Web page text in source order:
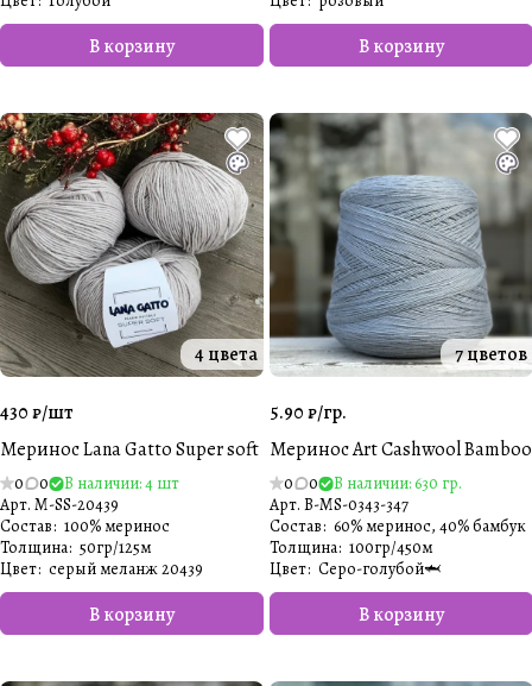
В корзину В корзину
4 цвета
430 ₽/шт
Меринос Lana Gatto Super soft
0 0
В наличии: 4 шт
Арт. M-SS-20439
В корзину
Состав: 100% меринос
Толщина: 50гр/125м
Цвет: серый меланж 20439
7 цветов
5.90 ₽/гр.
Меринос Art Cashwool Bamboo
0 0
В наличии: 630 гр.
Арт. B-MS-0343-347
В корзину
Состав: 60% меринос, 40% бамбук
Толщина: 100гр/450м
Цвет: Серо-голубой🦈